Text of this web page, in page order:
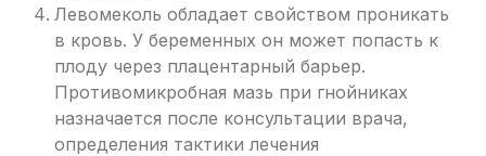
Левомеколь обладает свойством проникать
в кровь. У беременных он может попасть к
плоду через плацентарный барьер.
Противомикробная мазь при гнойниках
назначается после консультации врача,
определения тактики лечения